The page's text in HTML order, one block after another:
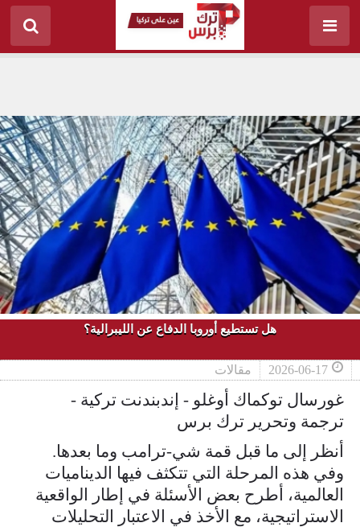
هل تستطيع أوروبا الدفاع عن الليبرالية؟
2026-06-17 مقالات
غورسال توكماك أوغلو - إندبندنت تركية -
ترجمة وتحرير ترك برس
أنظر إلى ما قبل قمة شي-ترامب وما بعدها.
وفي هذه المرحلة التي تتكثف فيها الديناميات
العالمية، أطرح بعض الأسئلة في إطار الواقعية
الاستراتيجية، مع الأخذ في الاعتبار التحليلات